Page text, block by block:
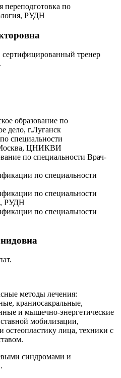
переподготовка по
РУДН
сертифицированный тренер
образование по
дело, г.Луганск
специальности
Москва, ЦНИКВИ
по специальности Врач-
по специальности
по специальности
, РУДН
по специальности
методы лечения:
краниосакральные,
и мышечно-энергетические
мобилизации,
лица, техники с
синдромами и